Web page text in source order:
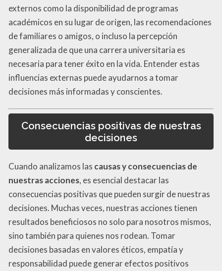
externos como la disponibilidad de programas
académicos en su lugar de origen, las recomendaciones
de familiares o amigos, o incluso la percepción
generalizada de que una carrera universitaria es
necesaria para tener éxito en la vida. Entender estas
influencias externas puede ayudarnos a tomar
decisiones más informadas y conscientes.
Consecuencias positivas de nuestras
decisiones
Cuando analizamos las causas y consecuencias de
nuestras acciones, es esencial destacar las
consecuencias positivas que pueden surgir de nuestras
decisiones. Muchas veces, nuestras acciones tienen
resultados beneficiosos no solo para nosotros mismos,
sino también para quienes nos rodean. Tomar
decisiones basadas en valores éticos, empatía y
responsabilidad puede generar efectos positivos